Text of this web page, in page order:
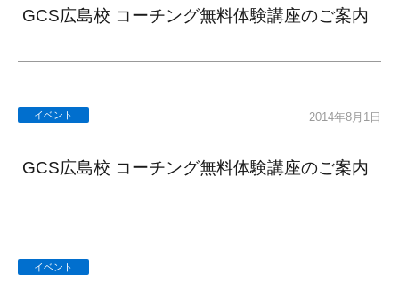
GCS広島校 コーチング無料体験講座のご案内
イベント 2014年8月1日
GCS広島校 コーチング無料体験講座のご案内
イベント